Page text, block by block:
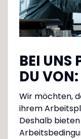
BEI UNS
DU VON:
Wir möchten,
ihrem
Deshalb